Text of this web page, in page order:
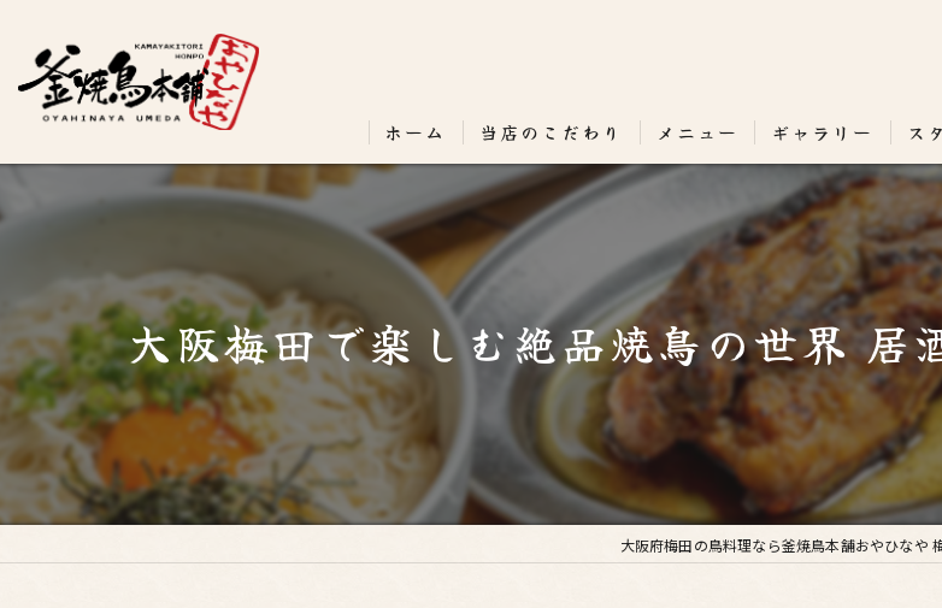
ホーム 当店のこだわり メニュー ギャラリー ス
大阪梅田で楽しむ絶品焼鳥の世界 居
大阪府梅田の鳥料理なら釜焼鳥本舗おやひなや